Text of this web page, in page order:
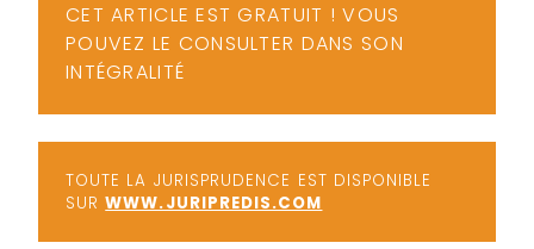
CET ARTICLE EST GRATUIT ! VOUS
POUVEZ LE CONSULTER DANS SON
INTÉGRALITÉ
TOUTE LA JURISPRUDENCE EST DISPONIBLE
SURWWW.JURIPREDIS.COM